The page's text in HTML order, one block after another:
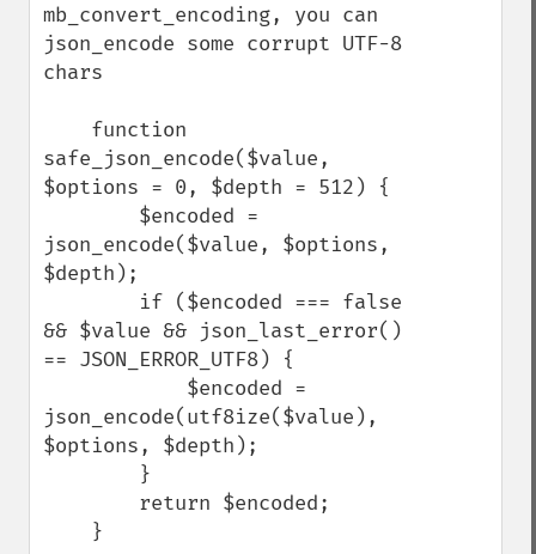
mb_convert_encoding, you can
json_encode some corrupt UTF-8
chars
safe_json_encode($value,
$options = 0, $depth = 512) {
json_encode($value, $options,
$depth);
&& $value && json_last_error()
== JSON_ERROR_UTF8) {
json_encode(utf8ize($value),
$options, $depth);